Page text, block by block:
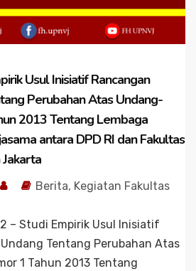
Usul Inisiatif Rancangan
Perubahan Atas Undang-
2013 Tentang Lembaga
antara DPD RI dan Fakultas
Berita, Kegiatan Fakultas
– Studi Empirik Usul Inisiatif
Tentang Perubahan Atas
1 Tahun 2013 Tentang